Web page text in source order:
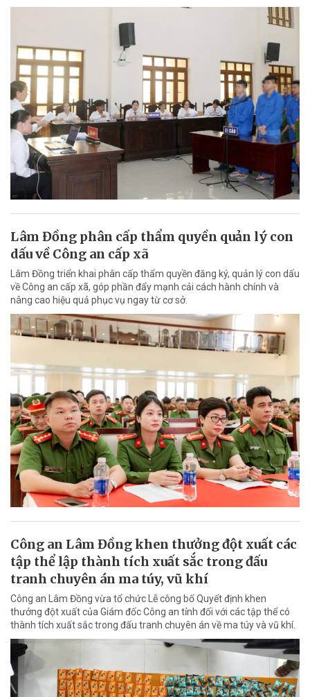
Lâm Đồng phân cấp thẩm quyền quản lý con
dấu về Công an cấp xã
Lâm Đồng triển khai phân cấp thẩm quyền đăng ký, quản lý con dấu
về Công an cấp xã, góp phần đẩy mạnh cải cách hành chính và
nâng cao hiệu quả phục vụ ngay từ cơ sở.
Công an Lâm Đồng khen thưởng đột xuất các
tập thể lập thành tích xuất sắc trong đấu
tranh chuyên án ma túy, vũ khí
Công an Lâm Đồng vừa tổ chức Lễ công bố Quyết định khen
thưởng đột xuất của Giám đốc Công an tỉnh đối với các tập thể có
thành tích xuất sắc trong đấu tranh chuyên án về ma túy và vũ khí.